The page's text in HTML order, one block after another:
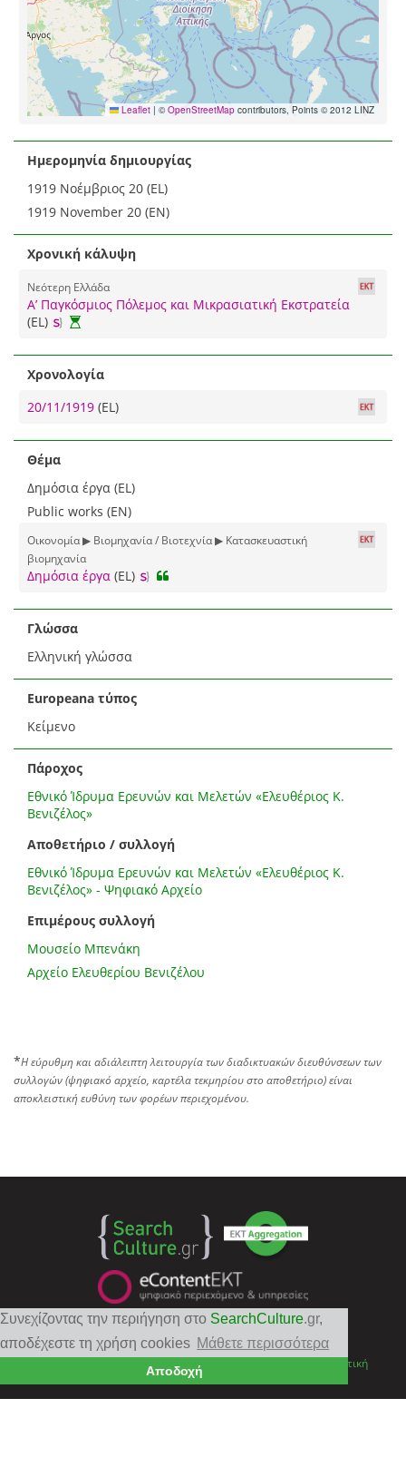
Συνεχίζοντας την περιήγηση στο SearchCulture.gr,
αποδέχεστε τη χρήση cookies Μάθετε περισσότερα
Αποδοχή
Leaflet | © OpenStreetMap contributors, Points © 2012 LINZ
Ημερομηνία δημιουργίας
1919 Νοέμβριος 20 (EL)
1919 November 20 (EN)
Χρονική κάλυψη
Νεότερη Ελλάδα
Α’ Παγκόσμιος Πόλεμος και Μικρασιατική Εκστρατεία
(EL)
Χρονολογία
20/11/1919 (EL)
Θέμα
Δημόσια έργα (EL)
Public works (EN)
Οικονομία ▶ Βιομηχανία / Βιοτεχνία ▶ Κατασκευαστική
βιομηχανία
Δημόσια έργα (EL)
Γλώσσα
Ελληνική γλώσσα
Europeana τύπος
Κείμενο
Πάροχος
Εθνικό Ίδρυμα Ερευνών και Μελετών «Ελευθέριος Κ.
Βενιζέλος»
Αποθετήριο / συλλογή
Εθνικό Ίδρυμα Ερευνών και Μελετών «Ελευθέριος Κ.
Βενιζέλος» - Ψηφιακό Αρχείο
Επιμέρους συλλογή
Μουσείο Μπενάκη
Αρχείο Ελευθερίου Βενιζέλου
*Η εύρυθμη και αδιάλειπτη λειτουργία των διαδικτυακών διευθύνσεων των
συλλογών (ψηφιακό αρχείο, καρτέλα τεκμηρίου στο αποθετήριο) είναι
αποκλειστική ευθύνη των φορέων περιεχομένου.
FollowEKT
Πολιτική Απορρήτου
Πνευματική
ιδιοκτησία